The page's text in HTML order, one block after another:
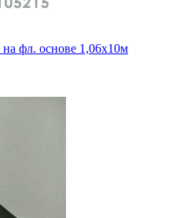
фл. основе 1,06х10м